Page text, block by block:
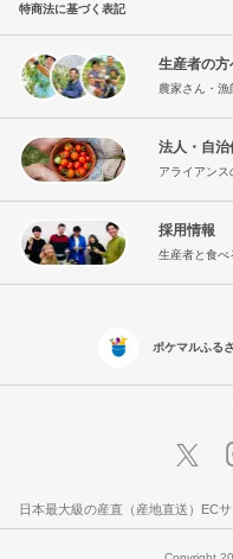
特商法に基づく表記
生産者の方
農家さん・
法人・自治
アライアンス
採用情報
生産者と食べ
ポケマルふる
日本最大級の産直（産地直送）EC